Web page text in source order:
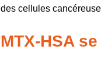
des cellules
MTX-HSA